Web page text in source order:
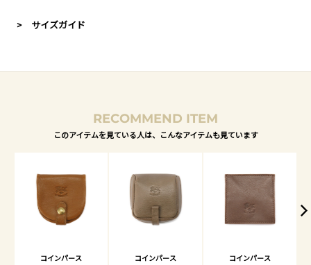
> サイズガイド
RECOMMEND ITEM
このアイテムを見ている人は、こんなアイテムも見ています
コインパース
コインパース
コインパース